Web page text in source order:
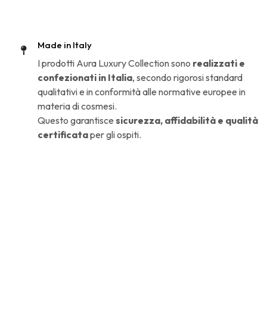
Made in Italy
I prodotti Aura Luxury Collection sono realizzati e
confezionati in Italia, secondo rigorosi standard
qualitativi e in conformità alle normative europee in
materia di cosmesi.
Questo garantisce sicurezza, affidabilità e qualità
certificataper gli ospiti.